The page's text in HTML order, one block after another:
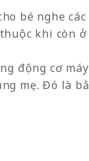
bé nghe
khi còn
động cơ
mẹ. Đó là